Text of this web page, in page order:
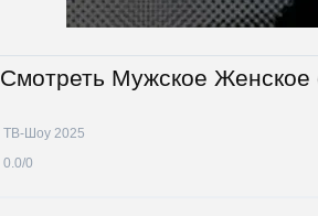
Смотреть Мужское Женское
ТВ-Шоу 2025
0.0/0